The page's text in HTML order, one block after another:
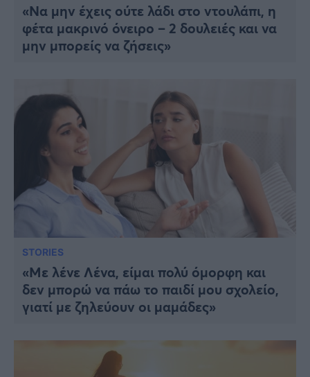
«Να μην έχεις ούτε λάδι στο ντουλάπι, η
φέτα μακρινό όνειρο – 2 δουλειές και να
μην μπορείς να ζήσεις»
STORIES
«Με λένε Λένα, είμαι πολύ όμορφη και
δεν μπορώ να πάω το παιδί μου σχολείο,
γιατί με ζηλεύουν οι μαμάδες»